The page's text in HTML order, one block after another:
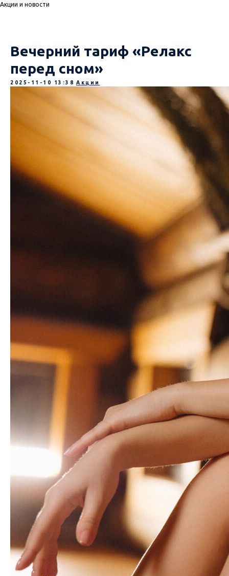
Акции и новости
Вечерний тариф «Релакс
перед сном»
2025-11-10 13:38 Акции